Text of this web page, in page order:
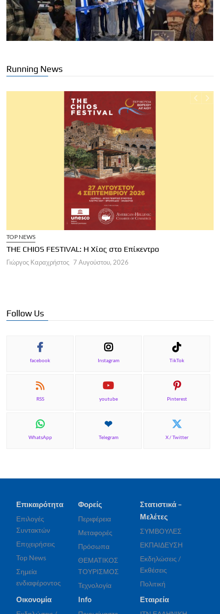
Running News
TOP NEWS
THE CHIOS FESTIVAL: Η Χίος στο Επίκεντρο
Γιώργος Καραχρήστος 7 Αυγούστου, 2026
Follow Us
facebook Instagram TikTok
RSS youtube Pinterest
WhatsApp Telegram X / Twitter
Επικαιρότητα
Επιλογές
Συντακτών
Επιχειρήσεις
Top News
Σημεία
ενδιαφέροντος
Φορείς
Περιφέρεια
Μεταφορές
Πρόσωπα
ΘΕΜΑΤΙΚΟΣ
ΤΟΥΡΙΣΜΟΣ
Τεχνολογία
Στατιστικά –
Μελέτες
ΣΥΜΒΟΥΛΕΣ
ΕΚΠΑΙΔΕΥΣΗ
Εκδηλώσεις /
Εκθέσεις
Πολιτική
Οικονομία Info Εταιρεία